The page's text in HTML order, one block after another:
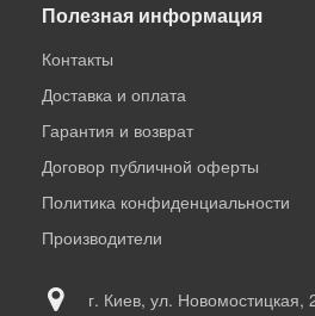
Полезная информация
Контакты
Доставка и оплата
Гарантия и возврат
Договор публичной оферты
Политика конфиденциальности
Производители
г. Киев, ул. Новомостицкая,